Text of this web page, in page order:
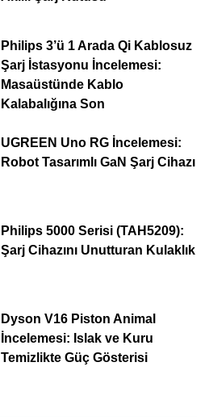
Philips 3’ü 1 Arada Qi Kablosuz
Şarj İstasyonu İncelemesi:
Masaüstünde Kablo
Kalabalığına Son
UGREEN Uno RG İncelemesi:
Robot Tasarımlı GaN Şarj Cihazı
Philips 5000 Serisi (TAH5209):
Şarj Cihazını Unutturan Kulaklık
Dyson V16 Piston Animal
İncelemesi: Islak ve Kuru
Temizlikte Güç Gösterisi